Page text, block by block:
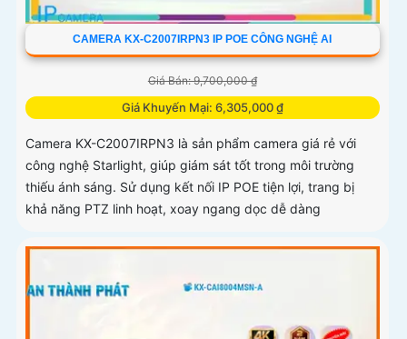
CAMERA KX-C2007IRPN3 IP POE CÔNG NGHỆ AI
Giá Bán: 9,700,000 ₫
Giá Khuyến Mại: 6,305,000 ₫
Camera KX-C2007IRPN3 là sản phẩm camera giá rẻ với
công nghệ Starlight, giúp giám sát tốt trong môi trường
thiếu ánh sáng. Sử dụng kết nối IP POE tiện lợi, trang bị
khả năng PTZ linh hoạt, xoay ngang dọc dễ dàng